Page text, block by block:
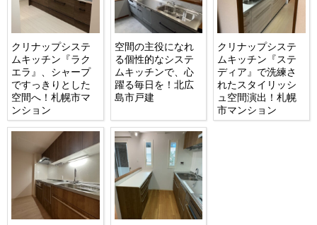
クリナップシステ
ムキッチン『ラク
エラ』、シャープ
ですっきりとした
空間へ！札幌市マ
ンション
空間の主役になれ
る個性的なシステ
ムキッチンで、心
躍る毎日を！北広
島市戸建
クリナップシステ
ムキッチン『ステ
ディア』で洗練さ
れたスタイリッシ
ュ空間演出！札幌
市マンション